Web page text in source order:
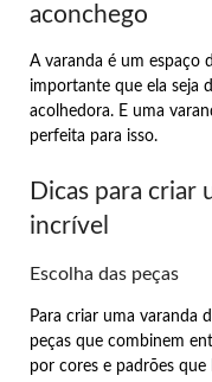
aconchego
A varanda é um espaço
importante que ela seja
acolhedora. E uma
perfeita para isso.
Dicas para criar
incrível
Escolha das peças
Para criar uma varanda
peças que combinem
por cores e padrões